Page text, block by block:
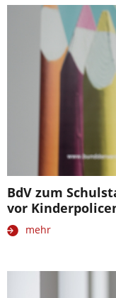
BdV zum
vor
mehr